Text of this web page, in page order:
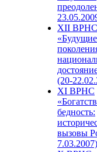
XII ВРНС
«Будущие
(20-
XI ВРНС
бедность:
вызовы
7.03.2007)